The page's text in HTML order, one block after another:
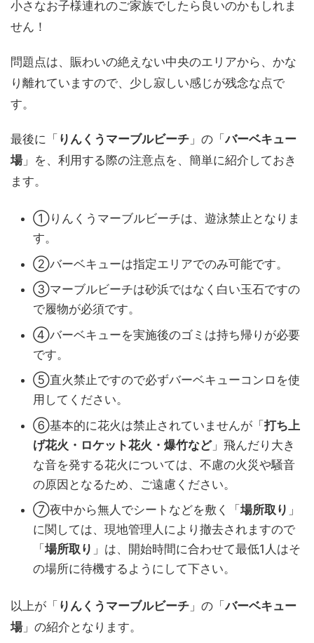
小さなお子様連れのご家族でしたら良いのかもしれま
せん！
問題点は、賑わいの絶えない中央のエリアから、かな
り離れていますので、少し寂しい感じが残念な点で
す。
最後に「 りんくうマーブルビーチ 」の「バーベキュー
場」を、利用する際の注意点を、簡単に紹介しておき
ます。
①りんくうマーブルビーチは、遊泳禁止となりま
す。
②バーベキューは指定エリアでのみ可能です。
③マーブルビーチは砂浜ではなく白い玉石ですの
で履物が必須です。
④バーベキューを実施後のゴミは持ち帰りが必要
です。
⑤直火禁止ですので必ずバーベキューコンロを使
用してください。
⑥基本的に花火は禁止されていませんが「打ち上
げ花火・ロケット花火・爆竹など」飛んだり大き
な音を発する花火については、不慮の火災や騒音
の原因となるため、ご遠慮ください。
⑦夜中から無人でシートなどを敷く「 場所取り 」
に関しては、現地管理人により撤去されますので
「 場所取り 」は、開始時間に合わせて最低1人はそ
の場所に待機するようにして下さい。
以上が「 りんくうマーブルビーチ 」の「バーベキュー
場」の紹介となります。